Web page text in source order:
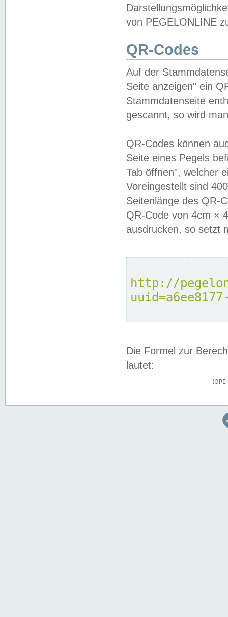
von PEGELONLINE
QR-Codes
Auf der
Seite anzeigen" ein
Stammdatenseite
gescannt, so wird
QR-Codes können
Seite eines Pegels
Tab öffnen", welcher
Voreingestellt sind
Seitenlänge des QR-
QR-Code von 4cm ×
ausdrucken, so setzt
http://
Die Formel zur
lautet: